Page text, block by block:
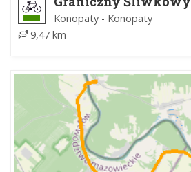
Konopaty - Konopaty
9,47 km